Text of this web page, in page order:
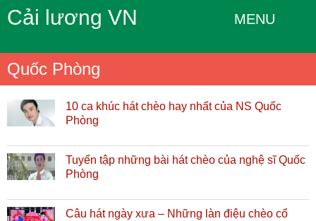
Cải lương VN MENU
Quốc Phòng
10 ca khúc hát chèo hay nhất của NS Quốc
Phòng
Tuyển tập những bài hát chèo của nghệ sĩ Quốc
Phòng
Câu hát ngày xưa – Những làn điệu chèo cổ